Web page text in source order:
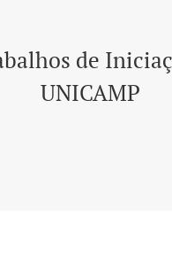
ortodônticos para
de
UNICAMP